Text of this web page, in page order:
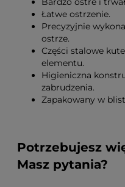
Łatwe ostrzenie.
Precyzyjnie
ostrze.
Części stalowe
elementu.
Higieniczna
zabrudzenia.
Zapakowany w
Potrzebujesz
Masz pytania?